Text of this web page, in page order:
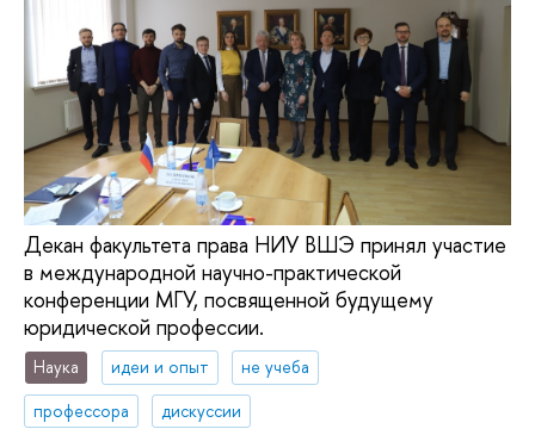
Декан факультета права НИУ ВШЭ принял участие
в международной научно-практической
конференции МГУ, посвященной будущему
юридической профессии.
Наука идеи и опыт
не учеба
профессора
дискуссии